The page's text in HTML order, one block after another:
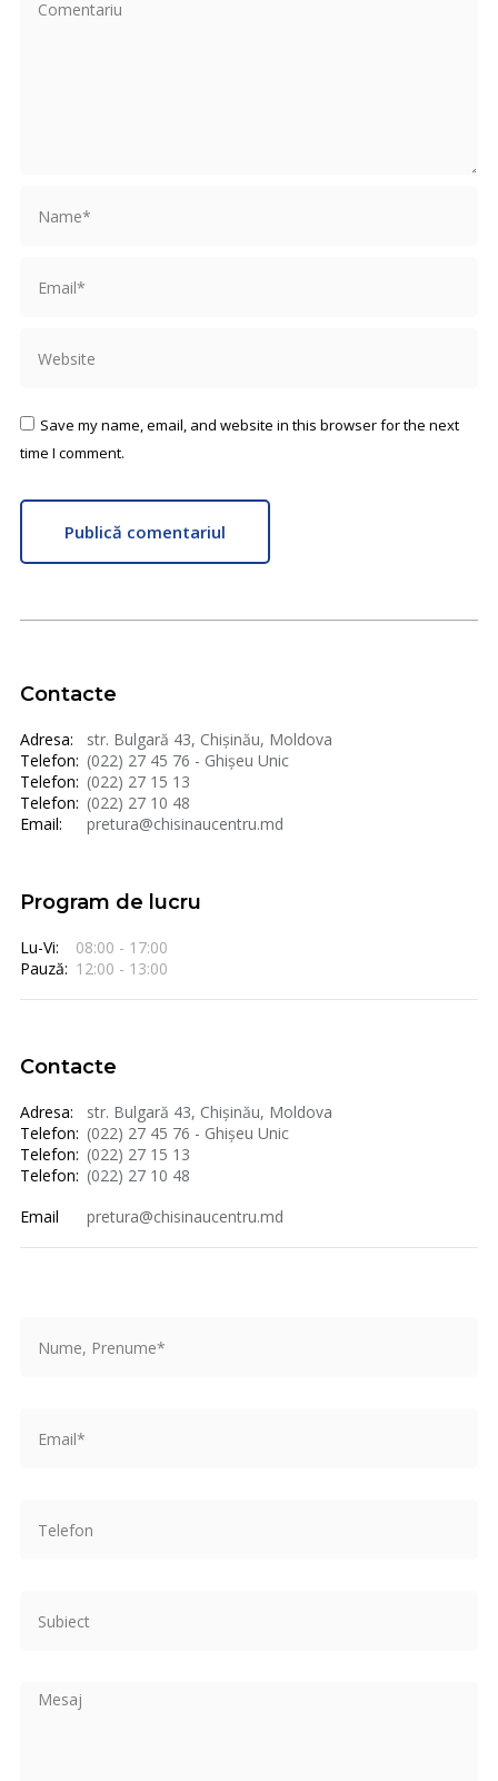
Comentariu
Save my name, email, and website in this browser for the next
time I comment.
Publică comentariul
Contacte
Adresa:
str. Bulgară 43, Chișinău, Moldova
Telefon: (022) 27 45 76 - Ghișeu Unic
Telefon: (022) 27 15 13
Telefon: (022) 27 10 48
Email:
pretura@chisinaucentru.md
Program de lucru
Lu-Vi:
08:00 - 17:00
Pauză: 12:00 - 13:00
Contacte
Adresa:
str. Bulgară 43, Chișinău, Moldova
Telefon: (022) 27 45 76 - Ghișeu Unic
Telefon: (022) 27 15 13
Telefon: (022) 27 10 48
Email
pretura@chisinaucentru.md